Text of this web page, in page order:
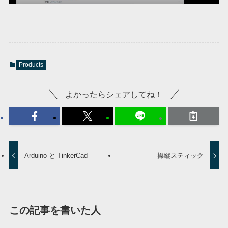
Products
よかったらシェアしてね！
Arduino と TinkerCad 操縦スティック
この記事を書いた人